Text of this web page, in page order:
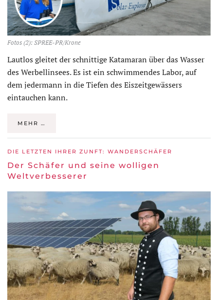
Fotos (2): SPREE-PR/Krone
Lautlos gleitet der schnittige Katamaran über das Wasser
des Werbellinsees. Es ist ein schwimmendes Labor, auf
dem jedermann in die Tiefen des Eiszeitgewässers
eintauchen kann.
MEHR …
DIE LETZTEN IHRER ZUNFT: WANDERSCHÄFER
Der Schäfer und seine wolligen
Weltverbesserer